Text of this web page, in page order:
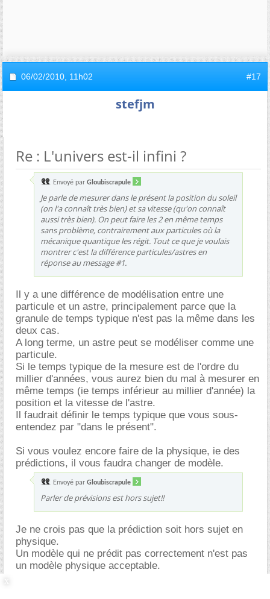
06/02/2010, 11h02 #17
stefjm
Re : L'univers est-il infini ?
Envoyé par Gloubiscrapule
Je parle de mesurer dans le présent la position du soleil
(on l'a connaît très bien) et sa vitesse (qu'on connaît
aussi très bien). On peut faire les 2 en même temps
sans problème, contrairement aux particules où la
mécanique quantique les régit. Tout ce que je voulais
montrer c'est la différence particules/astres en
réponse au message #1.
Il y a une différence de modélisation entre une
particule et un astre, principalement parce que la
granule de temps typique n'est pas la même dans les
deux cas.
A long terme, un astre peut se modéliser comme une
particule.
Si le temps typique de la mesure est de l'ordre du
millier d'années, vous aurez bien du mal à mesurer en
même temps (ie temps inférieur au millier d'année) la
position et la vitesse de l'astre.
Il faudrait définir le temps typique que vous sous-
entendez par "dans le présent".
Si vous voulez encore faire de la physique, ie des
prédictions, il vous faudra changer de modèle.
Envoyé par Gloubiscrapule
Parler de prévisions est hors sujet!!
Je ne crois pas que la prédiction soit hors sujet en
physique.
Un modèle qui ne prédit pas correctement n'est pas
un modèle physique acceptable.